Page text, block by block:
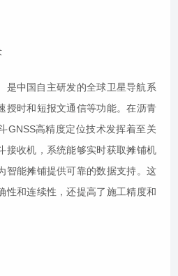
是中国自主研发的全球卫星导航系
授时和短报文通信等功能。在沥青
GNSS高精度定位技术发挥着至关
接收机，系统能够实时获取摊铺机
智能摊铺提供可靠的数据支持。这
性和连续性，还提高了施工精度和